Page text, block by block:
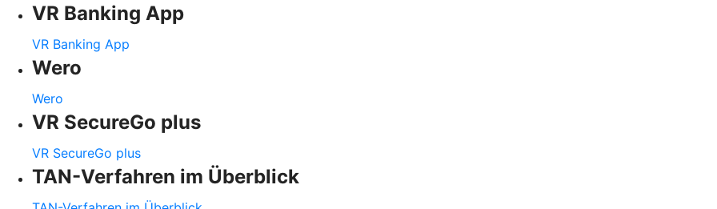
VR Banking App
VR Banking App
Wero
Wero
VR SecureGo plus
VR SecureGo plus
TAN-Verfahren im Überblick